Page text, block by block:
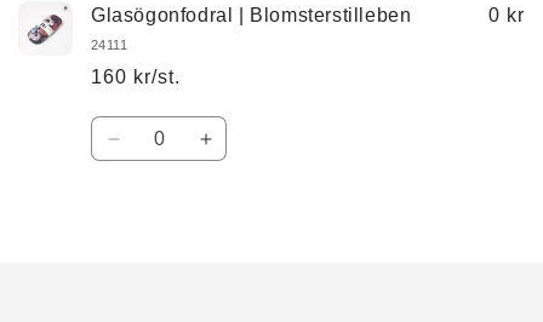
Glasögonfodral | Blomsterstilleben
24111
160 kr/st.
0 kr
Kvantitet
Minska
Öka